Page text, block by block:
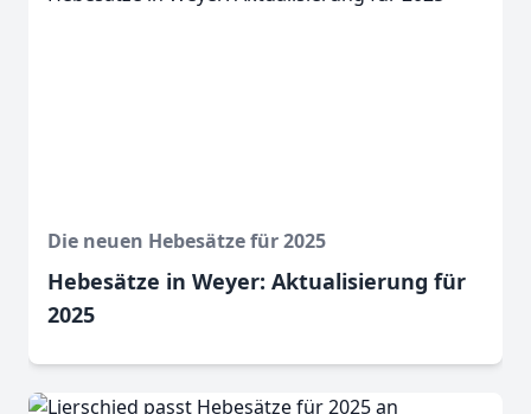
Die neuen Hebesätze für 2025
Hebesätze in Weyer: Aktualisierung für
2025